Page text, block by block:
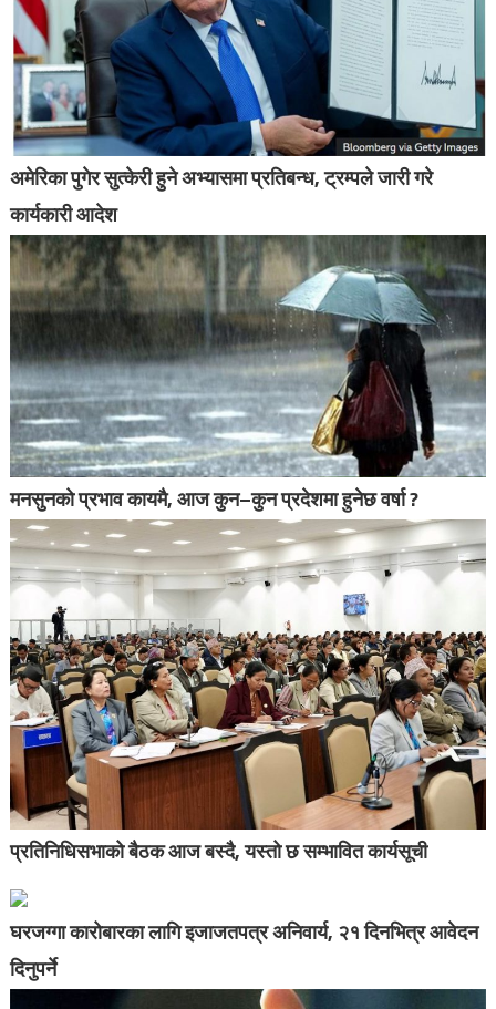
अमेरिका पुगेर सुत्केरी हुने अभ्यासमा प्रतिबन्ध, ट्रम्पले जारी गरे
कार्यकारी आदेश
मनसुनको प्रभाव कायमै, आज कुन–कुन प्रदेशमा हुनेछ वर्षा ?
प्रतिनिधिसभाको बैठक आज बस्दै, यस्तो छ सम्भावित कार्यसूची
घरजग्गा कारोबारका लागि इजाजतपत्र अनिवार्य, २१ दिनभित्र आवेदन
दिनुपर्ने